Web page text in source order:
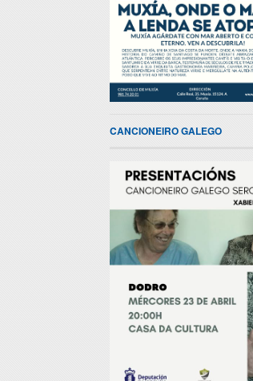
CANCIONEIRO GALEGO